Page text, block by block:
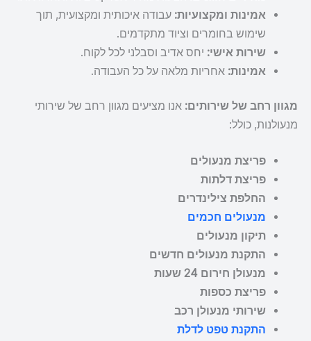
אמינות ומקצועיות: עבודה איכותית ומקצועית, תוך
שימוש בחומרים וציוד מתקדמים.
שירות אישי: יחס אדיב וסבלני לכל לקוח.
אמינות: אחריות מלאה על כל העבודה.
מגוון רחב של שירותים: אנו מציעים מגוון רחב של שירותי
מנעולנות, כולל:
פריצת מנעולים
פריצת דלתות
החלפת צילינדרים
מנעולים חכמים
תיקון מנעולים
התקנת מנעולים חדשים
מנעולן חירום 24 שעות
פריצת כספות
שירותי מנעולן רכב
התקנת טפט לדלת